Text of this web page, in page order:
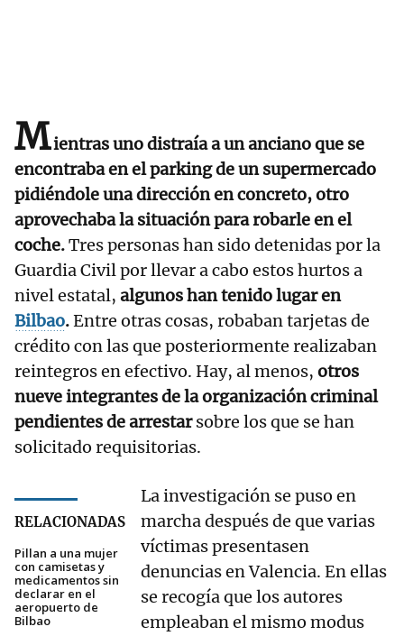
Mientras uno distraía a un anciano que se
encontraba en el parking de un supermercado
pidiéndole una dirección en concreto, otro
aprovechaba la situación para robarle en el
coche.Tres personas han sido detenidas por la
Guardia Civil por llevar a cabo estos hurtos a
nivel estatal, algunos han tenido lugar en
Bilbao.Entre otras cosas, robaban tarjetas de
crédito con las que posteriormente realizaban
reintegros en efectivo. Hay, al menos, otros
nueve integrantes de la organización criminal
pendientes de arrestarsobre los que se han
solicitado requisitorias.
RELACIONADAS
Pillan a una mujer
con camisetas y
medicamentos sin
declarar en el
aeropuerto de
Bilbao
La investigación se puso en
marcha después de que varias
víctimas presentasen
denuncias en Valencia. En ellas
se recogía que los autores
empleaban el mismo modus